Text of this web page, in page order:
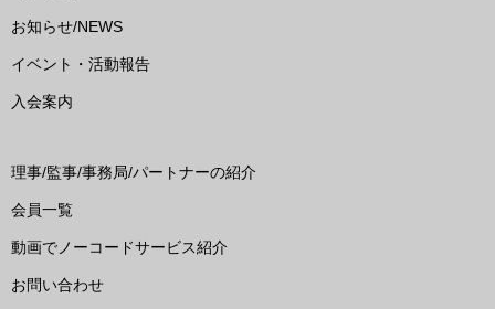
お知らせ/NEWS
イベント・活動報告
入会案内
理事/監事/事務局/パートナーの紹介
会員一覧
動画でノーコードサービス紹介
お問い合わせ